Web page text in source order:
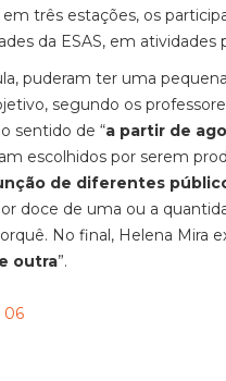
em três estações, os
da ESAS, em atividades
puderam ter uma
segundo os
sentido de “a partir de
escolhidos por serem
de diferentes
doce de uma ou a
No final, Helena Mira
outra”.